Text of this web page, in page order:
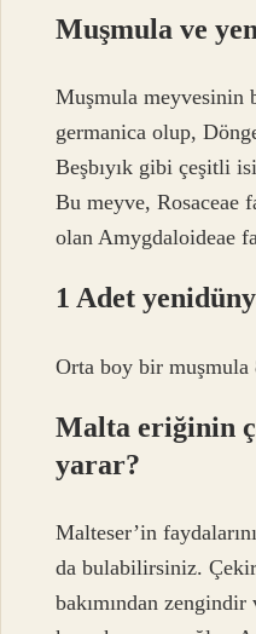
Muşmula ve
Muşmula meyvesinin
germanica olup,
Beşbıyık gibi çeşitli
Bu meyve, Rosaceae
olan Amygdaloideae
1 Adet
Orta boy bir
Malta eriğinin
yarar?
Malteser’in
da bulabilirsiniz.
bakımından